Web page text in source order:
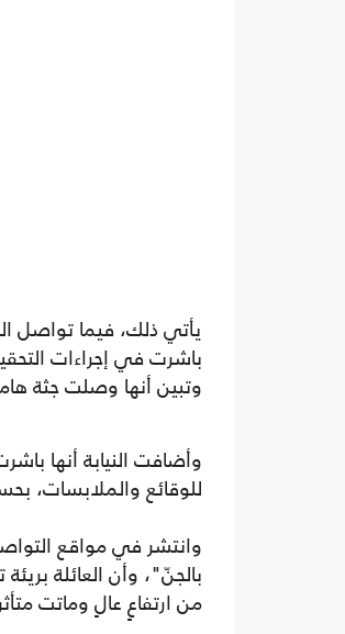
يأتي ذلك، فيما تواصل
باشرت في إجراءات
وتبين أنها وصلت جثة
وأضافت النيابة أنها
للوقائع والملابسات،
وانتشر في مواقع
بالجنّ"، وأن العائلة
من ارتفاعٍ عالٍ وماتت